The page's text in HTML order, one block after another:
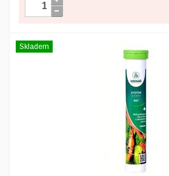
Skladem